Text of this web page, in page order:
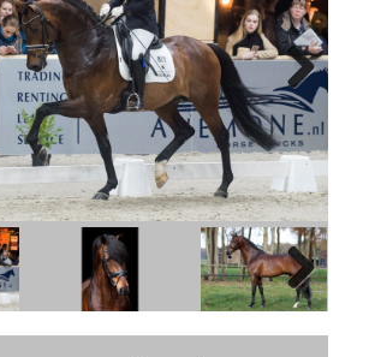
Next